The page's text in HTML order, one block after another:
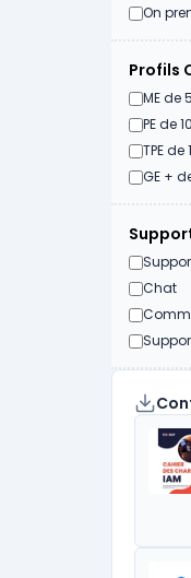
On
Profils
ME de
PE de
TPE de
GE +
Chat